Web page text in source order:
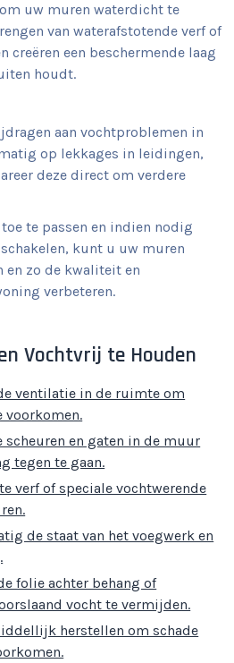
uw muren waterdicht te
van waterafstotende verf of
creëren een beschermende laag
houdt.
aan vochtproblemen in
op lekkages in leidingen,
deze direct om verdere
te passen en indien nodig
kunt u uw muren
en zo de kwaliteit en
verbeteren.
Vochtvrij te Houden
ventilatie in de ruimte om
voorkomen.
scheuren en gaten in de muur
tegen te gaan.
verf of speciale vochtwerende
de staat van het voegwerk en
folie achter behang of
vocht te vermijden.
herstellen om schade